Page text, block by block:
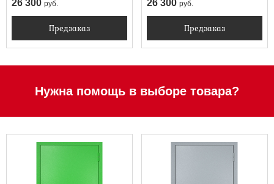
26 300 руб.
Предзаказ
26 300 руб.
Предзаказ
Нужна помощь в выборе товара?